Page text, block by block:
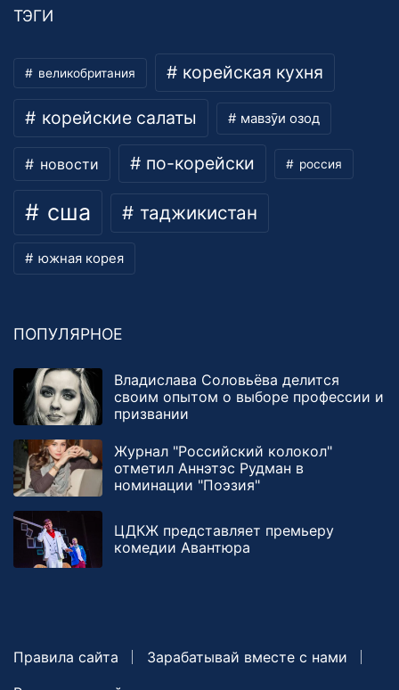
ТЭГИ
великобритания корейская кухня
корейские салаты мавзӯи озод
новости по-корейски россия
сша таджикистан
южная корея
ПОПУЛЯРНОЕ
Владислава Соловьёва делится
своим опытом о выборе профессии и
призвании
Журнал "Российский колокол"
отметил Аннэтэс Рудман в
номинации "Поэзия"
ЦДКЖ представляет премьеру
комедии Авантюра
Правила сайта
Зарабатывай вместе с нами